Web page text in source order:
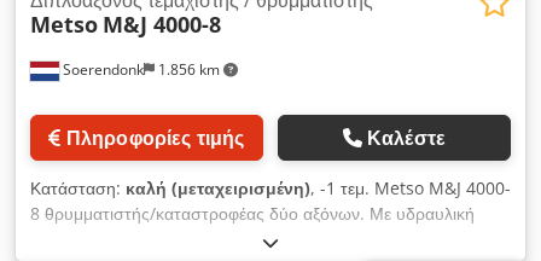
Soerendonk 1.856 km
Metso M&J 4000-8
Πληροφορίες τιμής Καλέστε
Κατάσταση: καλή (μεταχειρισμένη), -1 τεμ. Metso M&J 4000-
8 θρυμματιστής/καταστροφέας δύο αξόνων. Με υδραυλική
μονάδα και χειριστήριο σε κοντέινερ. Με μεταφορική ταινία για